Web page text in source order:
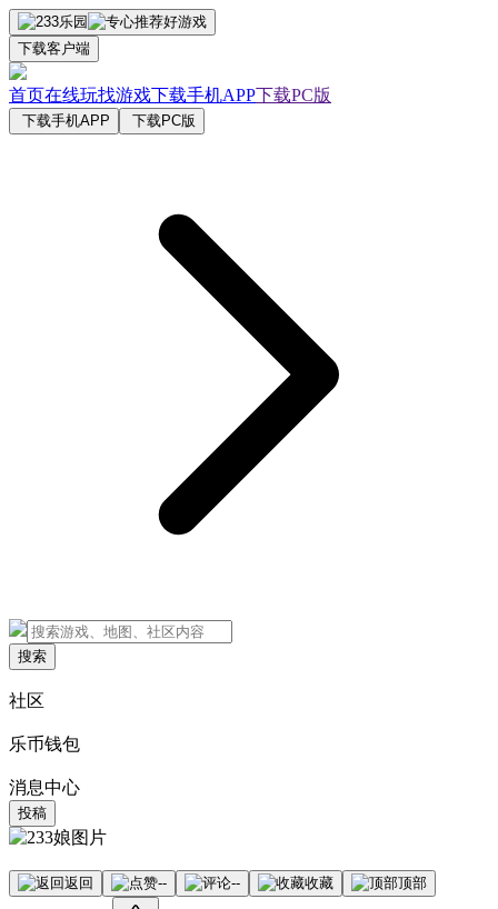
下载客户端
首页在线玩找游戏下载手机APP下载PC版
下载手机APP 下载PC版
搜索
社区
乐币钱包
消息中心
投稿
返回 -- -- 收藏 顶部